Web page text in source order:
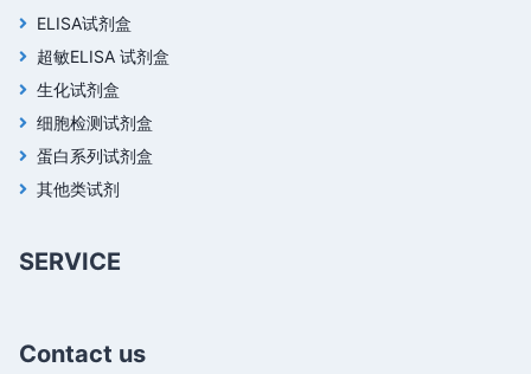
ELISA试剂盒
超敏ELISA 试剂盒
生化试剂盒
细胞检测试剂盒
蛋白系列试剂盒
其他类试剂
SERVICE
Contact us